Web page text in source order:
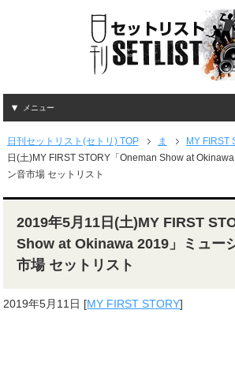
メニュー
日刊セットリスト(セトリ) TOP ま MY FIRST
日(土)MY FIRST STORY「Oneman Show at
ン音市場 セットリスト
2019年5月11日(土)MY FIRST
Show at Okinawa 2019」ミュー
市場 セットリスト
2019年5月11日 [MY FIRST STORY]